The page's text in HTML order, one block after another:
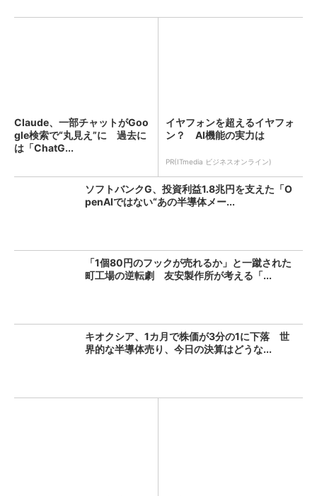
Claude、一部チャットがGoo
gle検索で“丸見え”に 過去に
は「ChatG...
イヤフォンを超えるイヤフォ
ン？ AI機能の実力は
PR(ITmedia ビジネスオンライン)
ソフトバンクG、投資利益1.8兆円を支えた「O
penAIではない“あの半導体メー...
「1個80円のフックが売れるか」と一蹴された
町工場の逆転劇 友安製作所が考える「...
キオクシア、1カ月で株価が3分の1に下落 世
界的な半導体売り、今日の決算はどうな...